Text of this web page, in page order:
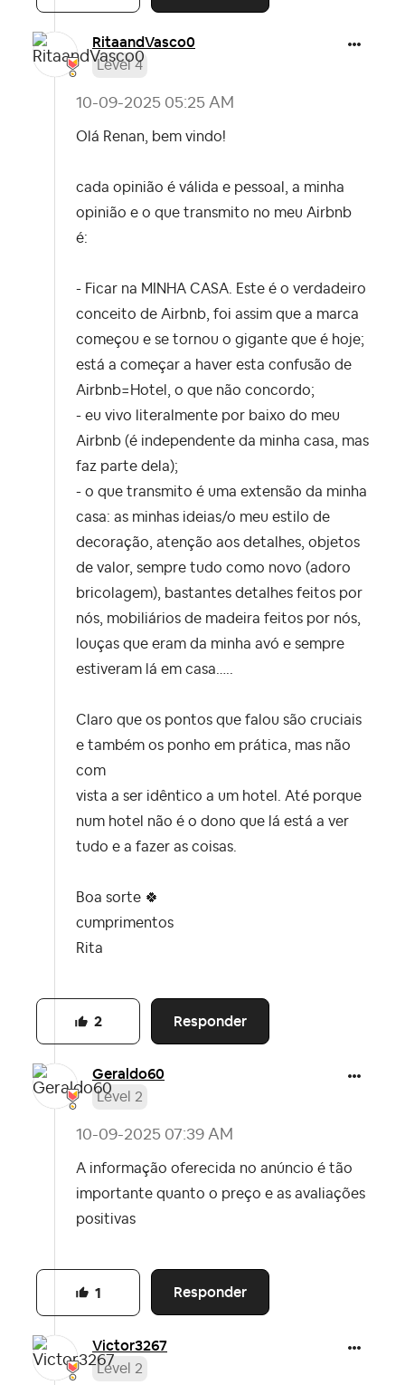
RitaandVasco0
Level 4
‎10-09-2025 05:25 AM
Olá Renan, bem vindo!
cada opinião é válida e pessoal, a minha
opinião e o que transmito no meu Airbnb
é:
- Ficar na MINHA CASA. Este é o verdadeiro
conceito de Airbnb, foi assim que a marca
começou e se tornou o gigante que é hoje;
está a começar a haver esta confusão de
Airbnb=Hotel, o que não concordo;
- eu vivo literalmente por baixo do meu
Airbnb (é independente da minha casa, mas
faz parte dela);
- o que transmito é uma extensão da minha
casa: as minhas ideias/o meu estilo de
decoração, atenção aos detalhes, objetos
de valor, sempre tudo como novo (adoro
bricolagem), bastantes detalhes feitos por
nós, mobiliários de madeira feitos por nós,
louças que eram da minha avó e sempre
estiveram lá em casa…..
Claro que os pontos que falou são cruciais
e também os ponho em prática, mas não
com
vista a ser idêntico a um hotel. Até porque
num hotel não é o dono que lá está a ver
tudo e a fazer as coisas.
Boa sorte 🍀
cumprimentos
Rita
Responder
2
Geraldo60
Level 2
‎10-09-2025 07:39 AM
A informação oferecida no anúncio é tão
importante quanto o preço e as avaliações
positivas
Responder
1
Victor3267
Level 2